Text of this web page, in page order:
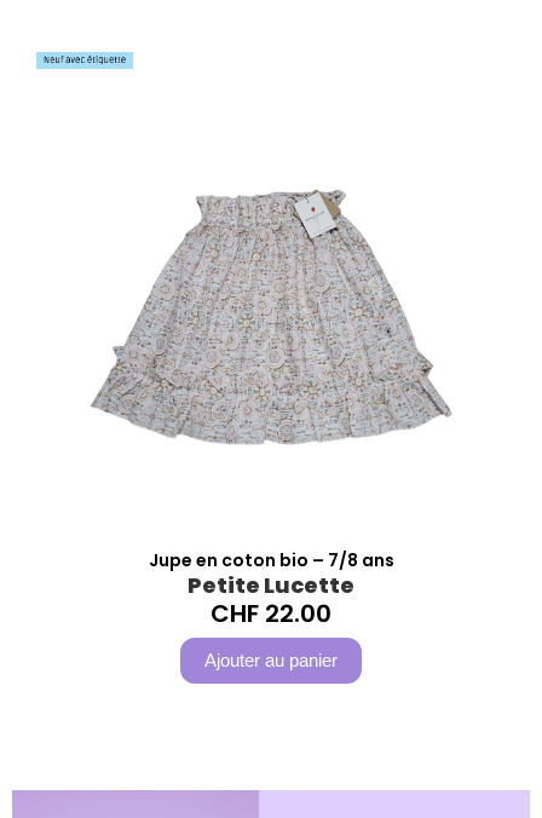
Jupe en coton bio – 7/8 ans
Petite Lucette
CHF 22.00
Ajouter au panier